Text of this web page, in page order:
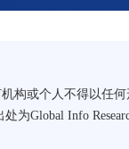
机构或个人不得以任
为Global Info